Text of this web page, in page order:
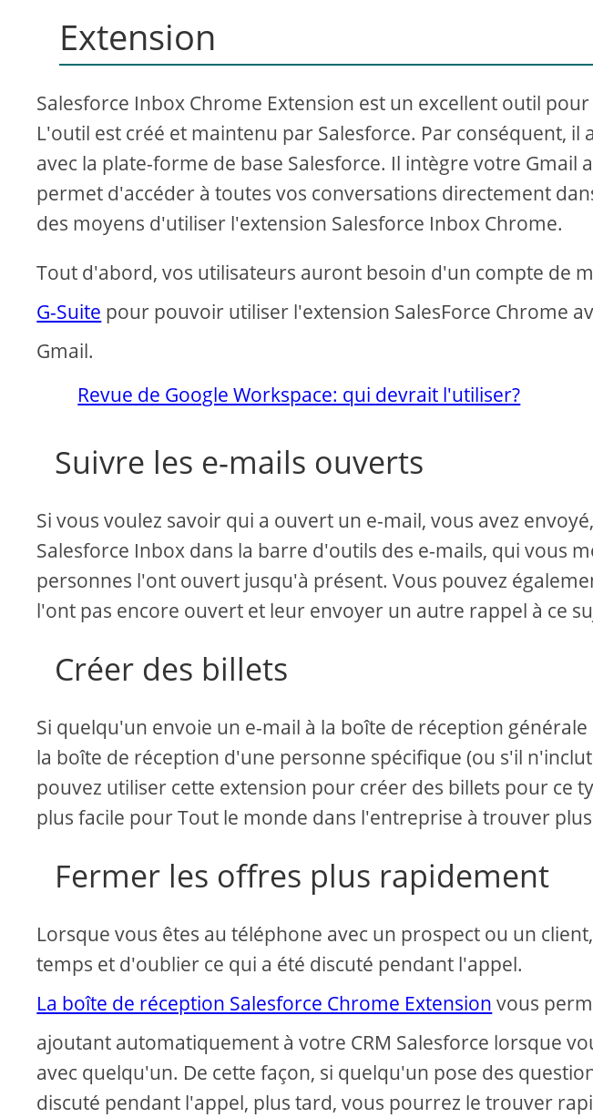
Extension
Salesforce Inbox Chrome Extension est un excellent outil
L'outil est créé et maintenu par Salesforce. Par conséquent,
avec la plate-forme de base Salesforce. Il intègre votre Gmail
permet d'accéder à toutes vos conversations directement
des moyens d'utiliser l'extension Salesforce Inbox Chrome.
Tout d'abord, vos utilisateurs auront besoin d'un compte de
G-Suite pour pouvoir utiliser l'extension SalesForce Chrome
Gmail.
Revue de Google Workspace: qui devrait l'utiliser?
Suivre les e-mails ouverts
Si vous voulez savoir qui a ouvert un e-mail, vous avez
Salesforce Inbox dans la barre d'outils des e-mails, qui vous
personnes l'ont ouvert jusqu'à présent. Vous pouvez
l'ont pas encore ouvert et leur envoyer un autre rappel à ce
Créer des billets
Si quelqu'un envoie un e-mail à la boîte de réception
la boîte de réception d'une personne spécifique (ou s'il
pouvez utiliser cette extension pour créer des billets pour ce
plus facile pour Tout le monde dans l'entreprise à trouver
Fermer les offres plus rapidement
Lorsque vous êtes au téléphone avec un prospect ou un
temps et d'oublier ce qui a été discuté pendant l'appel.
La boîte de réception Salesforce Chrome Extension vous
ajoutant automatiquement à votre CRM Salesforce lorsque
avec quelqu'un. De cette façon, si quelqu'un pose des
discuté pendant l'appel, plus tard, vous pourrez le trouver